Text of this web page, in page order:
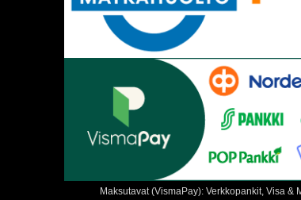
Maksutavat (VismaPay): Verkkopankit, Visa &